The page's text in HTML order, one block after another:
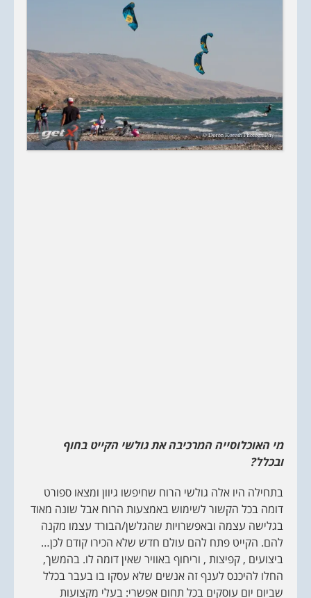
מי האוכלוסייה המרכיבה את גולשי הקייט בחוף
ובכלל?
בתחילה היו אלה גולשי הרוח שחיפשו גיוון ומצאו ספורט
דומה בכל הקשור לשימוש באמצעות הרוח אבל שונה מאוד
בגלישה עצמה ובאפשרויות שהגלשן/הבורד עצמו מקנה
להם. הקייט פתח להם עולם חדש שלא הכירו קודם לכן…
ביצועים , קפיצות , וריחוף באוויר שאין דומה לו. בהמשך,
החלו להיכנס לענף זה אנשים שלא עסקו בו בעבר בכלל
שביום יום עוסקים בכל תחום אפשרי: בעלי מקצועות